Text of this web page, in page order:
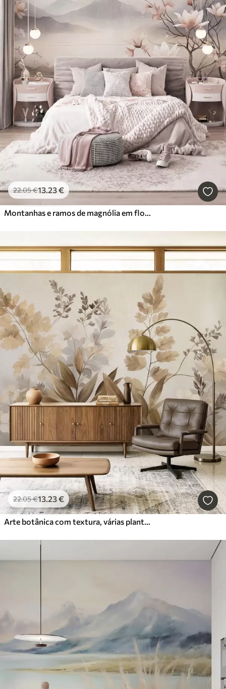
22.05€13.23€
Montanhas e ramos de magnólia em flor, de cor rosa, numa paisagem rica em texturas
22.05€13.23€
Arte botânica com textura, várias plantas e folhas em tons de castanho e bege